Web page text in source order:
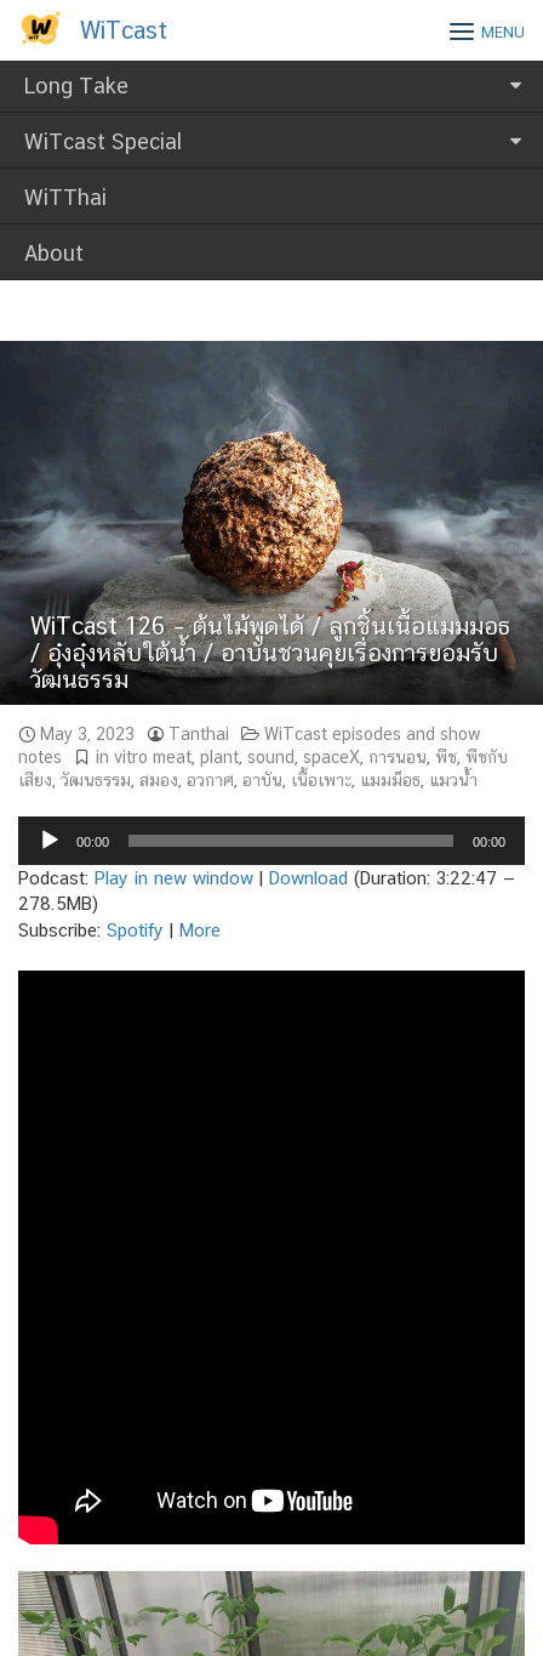
Skip
content
WiTcast
Long Take
WiTcast Special
WiTThai
About
WiTcast MENU
WiTcast 126 – ต้นไม้พูดได้ / ลูกชิ้นเนื้อแมมมอธ
/ อุ๋งอุ๋งหลับใต้น้ำ / อาบันชวนคุยเรื่องการยอมรับ
วัฒนธรรม
May 3, 2023 Tanthai
WiTcast episodes and show
notes
in vitro meat plant sound spaceX การนอน พืช พืชกับ
เสียง วัฒนธรรม สมอง อวกาศ อาบัน เนื้อเพาะ แมมม็อธ แมวน้ำ
Audio
Player
00:00 00:00
Podcast: Play in new window | Download (Duration: 3:22:47 —
278.5MB)
Subscribe: Spotify | More